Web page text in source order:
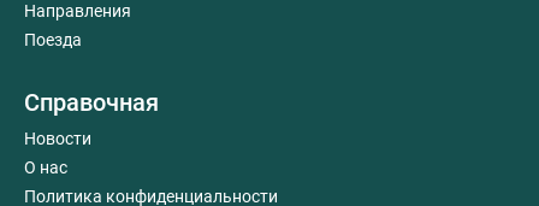
Направления
Поезда
Справочная
Новости
О нас
Политика конфиденциальности